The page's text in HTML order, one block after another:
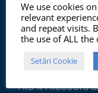
Certificatul
ISO9001:2015 și
al Mediului
PRO-X PRODUCTS
We use cookies
relevant
and repeat visits.
the use of ALL the
Setări Cookie